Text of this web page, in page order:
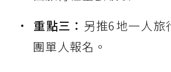
重點三： 另推6地一人旅
團單人報名。